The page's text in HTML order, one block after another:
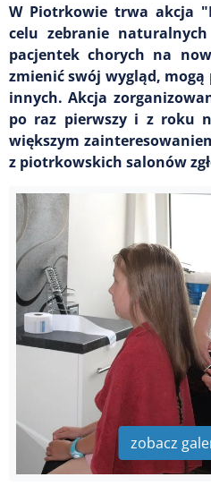
W Piotrkowie trwa akcja
celu zebranie
pacjentek chorych na
zmienić swój wygląd, mogą
innych. Akcja
po raz pierwszy i z roku
większym
z piotrkowskich salonów
zobacz